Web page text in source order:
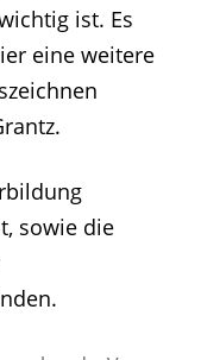
ist. Es
eine weitere
sowie die